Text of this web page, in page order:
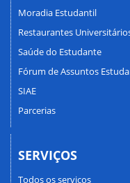
Moradia Estudantil
Restaurantes
Saúde do Estudante
Fórum de Assuntos
SIAE
Parcerias
SERVIÇOS
Todos os serviços